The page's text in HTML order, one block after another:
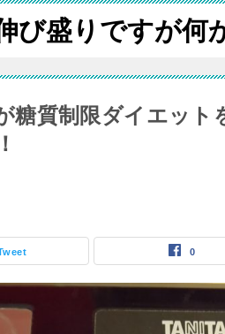
び盛りですが何
糖質制限ダイエット
0